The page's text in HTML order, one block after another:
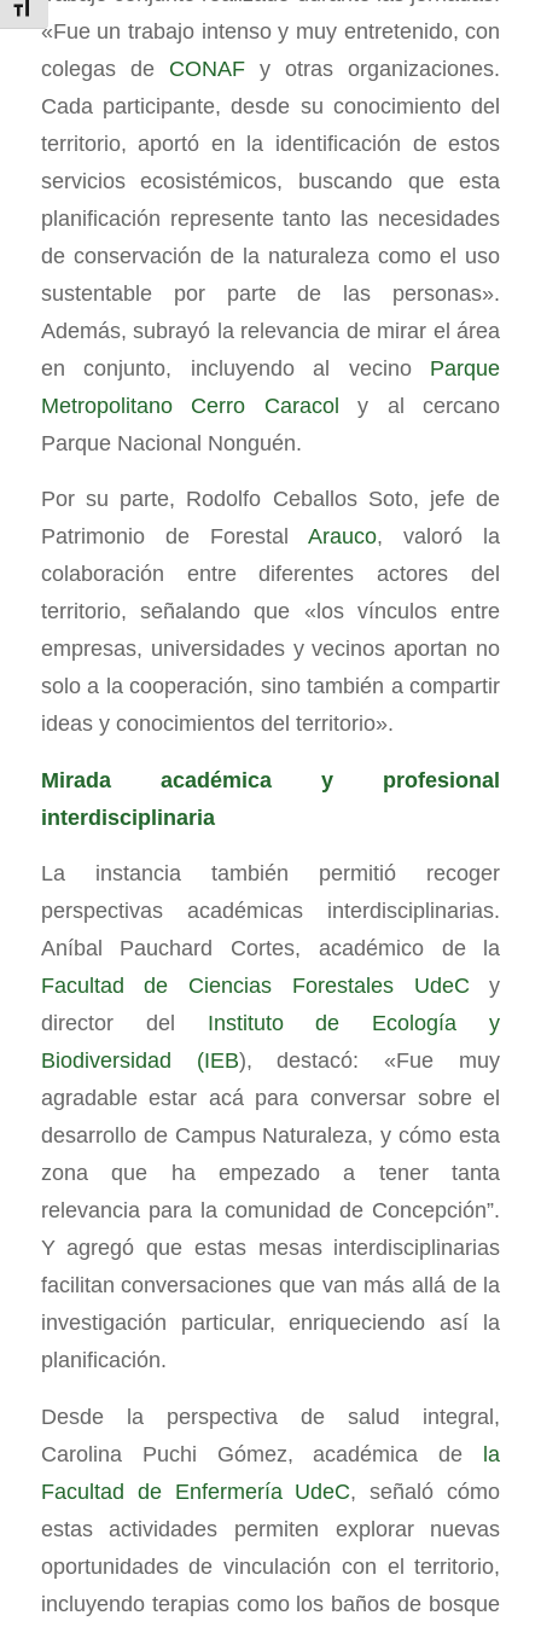
Alternar tamaño de letra
«Fue un trabajo intenso y muy entretenido, con
colegas de CONAFy otras organizaciones.
Cada participante, desde su conocimiento del
territorio, aportó en la identificación de estos
servicios ecosistémicos, buscando que esta
planificación represente tanto las necesidades
de conservación de la naturaleza como el uso
sustentable por parte de las personas».
Además, subrayó la relevancia de mirar el área
en conjunto, incluyendo al vecino Parque
Metropolitano Cerro Caracol y al cercano
Parque Nacional Nonguén.
Por su parte, Rodolfo Ceballos Soto, jefe de
Patrimonio de ForestalArauco, valoró la
colaboración entre diferentes actores del
territorio, señalando que «los vínculos entre
empresas, universidades y vecinos aportan no
solo a la cooperación, sino también a compartir
ideas y conocimientos del territorio».
Mirada académica y profesional
interdisciplinaria
La instancia también permitió recoger
perspectivas académicas interdisciplinarias.
Aníbal Pauchard Cortes, académico de la
Facultad de Ciencias Forestales UdeC y
director del Instituto de Ecología y
Biodiversidad (IEB), destacó: «Fue muy
agradable estar acá para conversar sobre el
desarrollo de Campus Naturaleza, y cómo esta
zona que ha empezado a tener tanta
relevancia para la comunidad de Concepción”.
Y agregó que estas mesas interdisciplinarias
facilitan conversaciones que van más allá de la
investigación particular, enriqueciendo así la
planificación.
Desde la perspectiva de salud integral,
Carolina Puchi Gómez, académica de la
Facultad de Enfermería UdeC, señaló cómo
estas actividades permiten explorar nuevas
oportunidades de vinculación con el territorio,
incluyendo terapias como los baños de bosque